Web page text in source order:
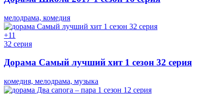
мелодрама, комедия
+11
32 серия
Дорама Самый лучший хит 1 сезон 32 серия
комедия, мелодрама, музыка